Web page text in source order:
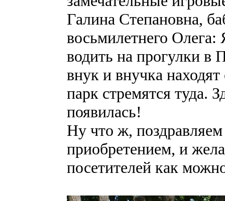
Галина Степановна,
восьмилетнего Олега:
водить на прогулки в
внук и внучка находят
парк стремятся туда.
появилась!
Ну что ж,
приобретением, и
посетителей как